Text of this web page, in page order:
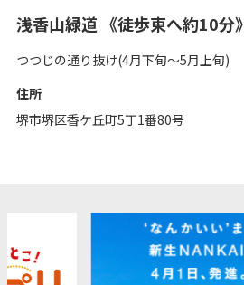
浅香山緑道 《徒歩東へ約10分》
つつじの通り抜け(4月下旬～5月上旬)
住所
堺市堺区香ケ丘町5丁1番80号